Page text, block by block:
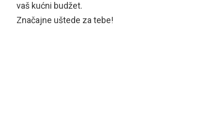
vaš kućni budžet.
Značajne uštede za tebe!